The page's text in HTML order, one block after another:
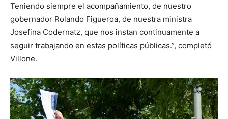
Teniendo siempre el acompañamiento, de nuestro
gobernador Rolando Figueroa, de nuestra ministra
Josefina Codernatz, que nos instan continuamente a
seguir trabajando en estas políticas públicas.”, completó
Villone.